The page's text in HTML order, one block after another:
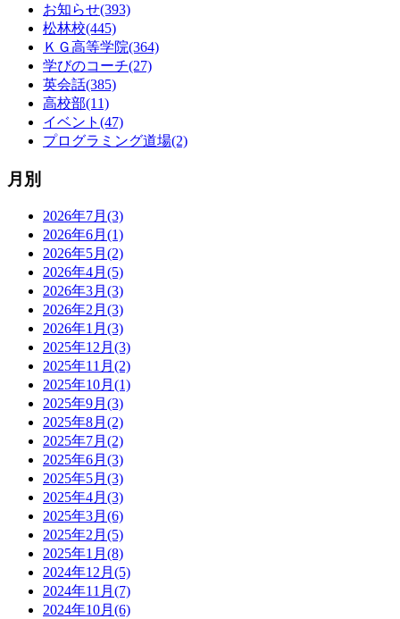
お知らせ(393)
松林校(445)
ＫＧ高等学院(364)
学びのコーチ(27)
英会話(385)
高校部(11)
イベント(47)
プログラミング道場(2)
月別
2026年7月(3)
2026年6月(1)
2026年5月(2)
2026年4月(5)
2026年3月(3)
2026年2月(3)
2026年1月(3)
2025年12月(3)
2025年11月(2)
2025年10月(1)
2025年9月(3)
2025年8月(2)
2025年7月(2)
2025年6月(3)
2025年5月(3)
2025年4月(3)
2025年3月(6)
2025年2月(5)
2025年1月(8)
2024年12月(5)
2024年11月(7)
2024年10月(6)